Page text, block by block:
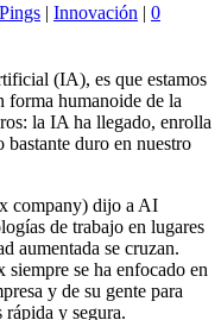
| Innovación | 0
(IA), es que estamos
forma humanoide de la
la IA ha llegado, enrolla
bastante duro en nuestro
company) dijo a AI
de trabajo en lugares
aumentada se cruzan.
se ha enfocado en
y de su gente para
y segura.